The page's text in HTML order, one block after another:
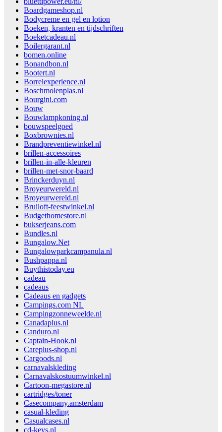
Boardgameshop.nl
Bodycreme en gel en lotion
Boeken, kranten en tijdschriften
Boeketcadeau.nl
Boilergarant.nl
bomen.online
Bonandbon.nl
Bootert.nl
Borrelexperience.nl
Boschmolenplas.nl
Bourgini.com
Bouw
Bouwlampkoning.nl
bouwspeelgoed
Boxbrownies.nl
Brandpreventiewinkel.nl
brillen-accessoires
brillen-in-alle-kleuren
brillen-met-snor-baard
Brinckerduyn.nl
Broyeurwereld.nl
Broyeurwereld.nl
Bruiloft-feestwinkel.nl
Budgethomestore.nl
bukserjeans.com
Bundles.nl
Bungalow.Net
Bungalowparkcampanula.nl
Bushpappa.nl
Buythistoday.eu
cadeau
cadeaus
Cadeaus en gadgets
Campings.com NL
Campingzonneweelde.nl
Canadaplus.nl
Canduro.nl
Captain-Hook.nl
Careplus-shop.nl
Cargoods.nl
carnavalskleding
Carnavalskostuumwinkel.nl
Cartoon-megastore.nl
cartridges/toner
Casecompany.amsterdam
casual-kleding
Casualcases.nl
cd-keys.nl